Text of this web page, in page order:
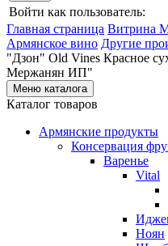
Войти как пользователь:
Главная страница Витрина
Армянское вино Другие
"Дзон" Old Vines Красное
Мержанян ИП"
Меню каталога
Каталог товаров
Армянские продукты
Консервация
Варенье
Vital
Ноян